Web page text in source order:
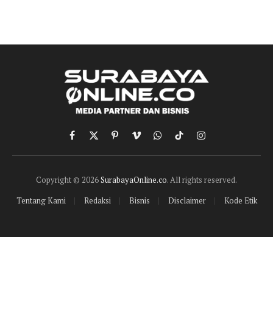
Facebook
X
(Twitter)
PinterestVimeoWhatsApp
TikTokInstagram
Copyright © 2026SurabayaOnline.co. All rights reserved.
Tentang Kami
Redaksi Bisnis Disclaimer Kode Etik